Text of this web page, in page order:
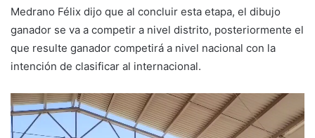
Medrano Félix dijo que al concluir esta etapa, el dibujo
ganador se va a competir a nivel distrito, posteriormente el
que resulte ganador competirá a nivel nacional con la
intención de clasificar al internacional.